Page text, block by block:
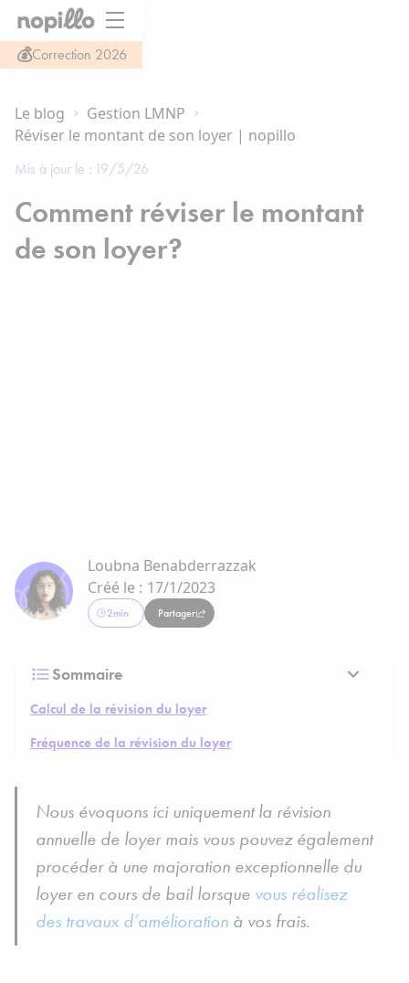
💰Correction 2026
Le blog
Gestion LMNP
Réviser le montant de son loyer | nopillo
Mis à jour le : 19/5/26
Comment réviser le montant
de son loyer?
Loubna Benabderrazzak
Créé le : 17/1/2023
2min Partager
Sommaire
Calcul de la révision du loyer
Fréquence de la révision du loyer
Nous évoquons ici uniquement la révision
annuelle de loyer mais vous pouvez également
procéder à une majoration exceptionnelle du
loyer en cours de bail lorsque vous réalisez
des travaux d’amélioration à vos frais.